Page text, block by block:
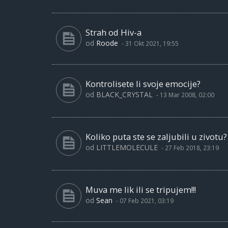
Strah od Hiv-a
od Roode - 31 Okt 2021, 19:55
Kontrolisete li svoje emocije?
od BLACK_CRYSTAL - 13 Mar 2008, 02:00
Koliko puta ste se zaljubili u zivotu?
od LITTLEMOLECULE - 27 Feb 2018, 23:19
Muva me lik ili se tripujem!!!
od Sean - 07 Feb 2021, 03:19